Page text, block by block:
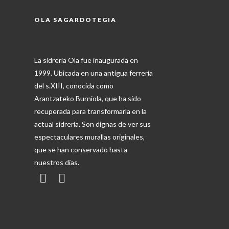
OLA SAGARDOTEGIA
La sidrería Ola fue inaugurada en
1999. Ubicada en una antigua ferrería
del s.XIII, conocida como
Arantzateko Burniola, que ha sido
recuperada para transformarla en la
actual sidrería. Son dignas de ver sus
espectaculares murallas originales,
que se han conservado hasta
nuestros días.